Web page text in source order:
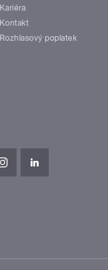
Kariéra
Kontakt
Rozhlasový poplatek